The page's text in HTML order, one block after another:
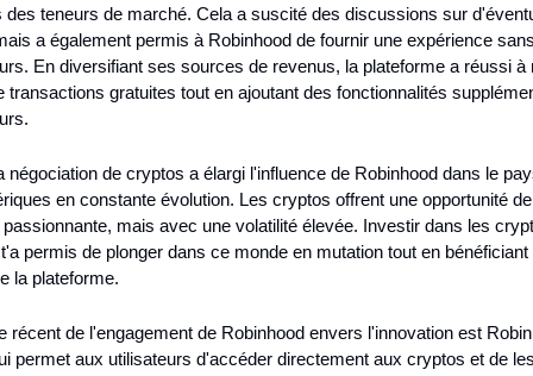
des teneurs de marché. Cela a suscité des discussions sur
a également permis à Robinhood de fournir une expérience
En diversifiant ses sources de revenus, la plateforme a réussi à
transactions gratuites tout en ajoutant des fonctionnalités
négociation de cryptos a élargi l'influence de Robinhood dans le
en constante évolution. Les cryptos offrent une opportunité de
mais avec une volatilité élevée. Investir dans les
permis de plonger dans ce monde en mutation tout en bénéficiant
la plateforme.
récent de l'engagement de Robinhood envers l'innovation est
permet aux utilisateurs d'accéder directement aux cryptos et de